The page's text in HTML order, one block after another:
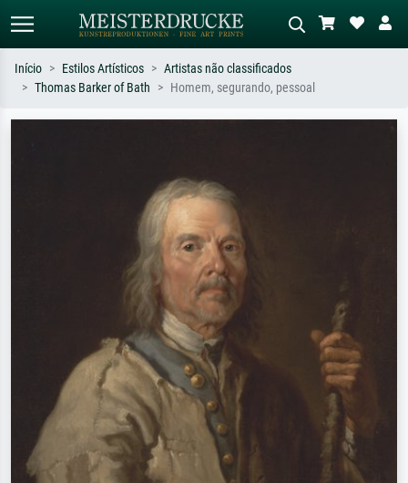
Início Estilos Artísticos
Artistas não classificados
Thomas Barker of Bath
Homem, segurando, pessoal